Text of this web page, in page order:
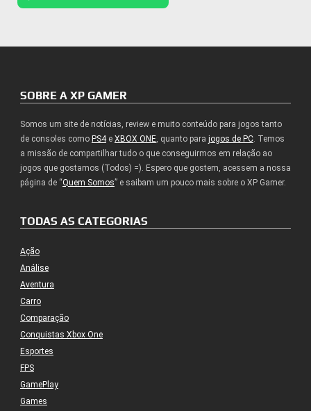
SOBRE A XP GAMER
Somos um site de notícias, review e muito conteúdo para jogos tanto
de consoles como PS4e XBOX ONE, quanto para jogos de PC. Temos
a missão de compartilhar tudo o que conseguirmos em relação ao
jogos que gostamos (Todos) =). Espero que gostem, acessem a nossa
página de “Quem Somos” e saibam um pouco mais sobre o XP Gamer.
TODAS AS CATEGORIAS
Ação
Análise
Aventura
Carro
Comparação
Conquistas Xbox One
Esportes
FPS
GamePlay
Games